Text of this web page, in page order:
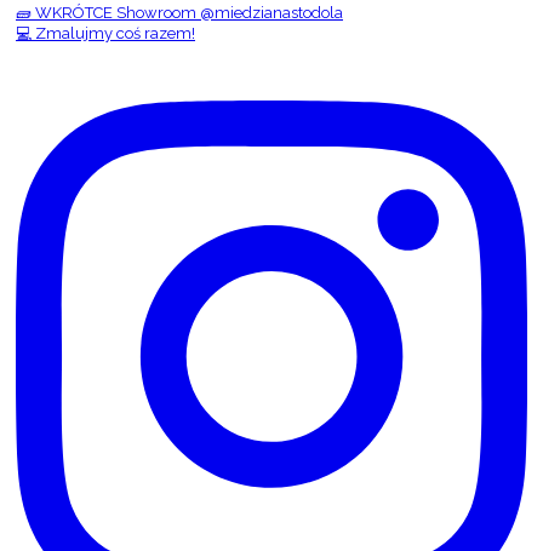
🧱 WKRÓTCE Showroom @miedzianastodola
💻 Zmalujmy coś razem!